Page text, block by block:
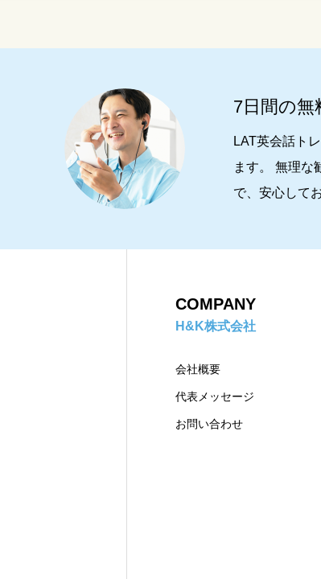
7日間の無
LAT英会話ト
ます。 無理な
で、安心して
COMPANY
H&K株式会社
会社概要
代表メッセージ
お問い合わせ